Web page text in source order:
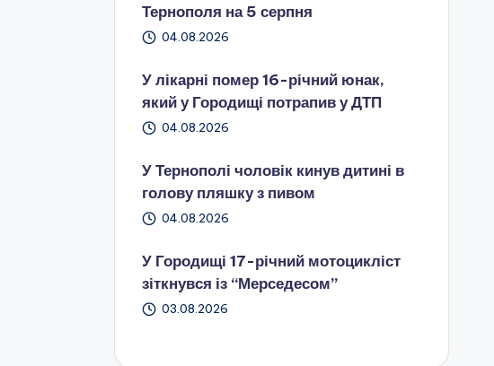
Тернополя на 5 серпня
04.08.2026
У лікарні помер 16-річний юнак,
який у Городищі потрапив у ДТП
04.08.2026
У Тернополі чоловік кинув дитині в
голову пляшку з пивом
04.08.2026
У Городищі 17-річний мотоцикліст
зіткнувся із “Мерседесом”
03.08.2026